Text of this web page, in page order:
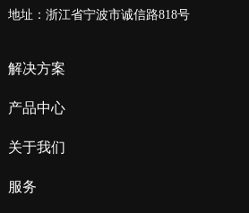
地址：浙江省宁波市诚信路818号
解决方案
产品中心
关于我们
服务